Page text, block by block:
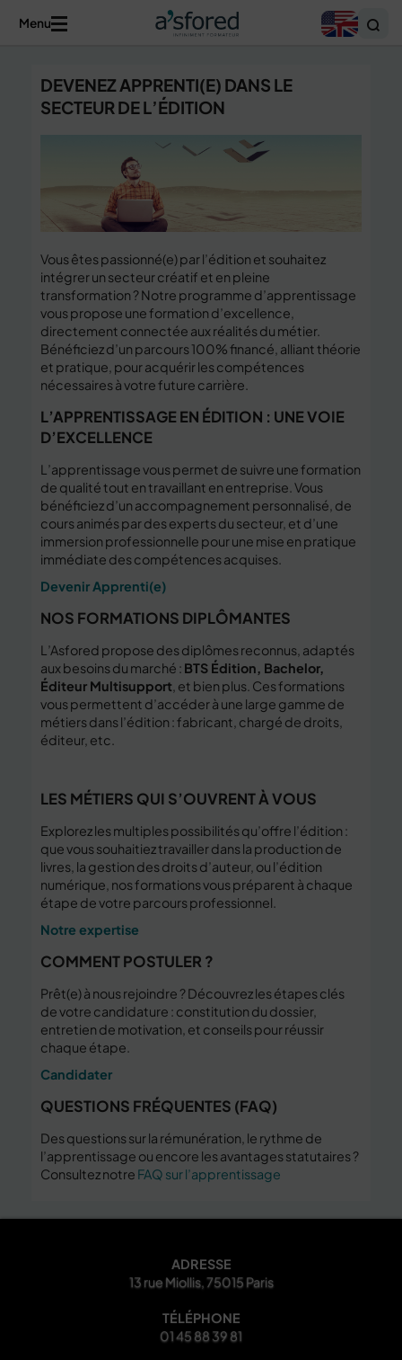
Menu
DEVENEZ APPRENTI(E) DANS LE
SECTEUR DE L’ÉDITION
Vous êtes passionné(e) par l’édition et souhaitez
intégrer un secteur créatif et en pleine
transformation ? Notre programme d’apprentissage
vous propose une formation d’excellence,
directement connectée aux réalités du métier.
Bénéficiez d’un parcours 100% financé, alliant théorie
et pratique, pour acquérir les compétences
nécessaires à votre future carrière.
L’APPRENTISSAGE EN ÉDITION : UNE VOIE
D’EXCELLENCE
L’apprentissage vous permet de suivre une formation
de qualité tout en travaillant en entreprise. Vous
bénéficiez d’un accompagnement personnalisé, de
cours animés par des experts du secteur, et d’une
immersion professionnelle pour une mise en pratique
immédiate des compétences acquises.
Devenir Apprenti(e)
NOS FORMATIONS DIPLÔMANTES
L’Asfored propose des diplômes reconnus, adaptés
aux besoins du marché : BTS Édition, Bachelor,
Éditeur Multisupport , et bien plus. Ces formations
vous permettent d’accéder à une large gamme de
métiers dans l’édition : fabricant, chargé de droits,
éditeur, etc.
LES MÉTIERS QUI S’OUVRENT À VOUS
Explorez les multiples possibilités qu’offre l’édition :
que vous souhaitiez travailler dans la production de
livres, la gestion des droits d’auteur, ou l’édition
numérique, nos formations vous préparent à chaque
étape de votre parcours professionnel.
Notre expertise
COMMENT POSTULER ?
Prêt(e) à nous rejoindre ? Découvrez les étapes clés
de votre candidature : constitution du dossier,
entretien de motivation, et conseils pour réussir
chaque étape.
Candidater
QUESTIONS FRÉQUENTES (FAQ)
Des questions sur la rémunération, le rythme de
l’apprentissage ou encore les avantages statutaires ?
Consultez notre FAQ sur l’apprentissage
ADRESSE
13 rue Miollis, 75015 Paris
TÉLÉPHONE
01 45 88 39 81